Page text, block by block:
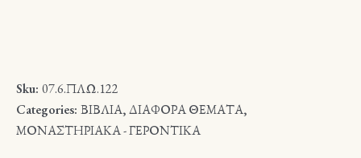
Sku: 07.6.ΠΛΩ.122
Categories: ΒΙΒΛΙΑ,ΔΙΑΦΟΡΑ ΘΕΜΑΤΑ,
ΜΟΝΑΣΤΗΡΙΑΚΑ - ΓΕΡΟΝΤΙΚΑ